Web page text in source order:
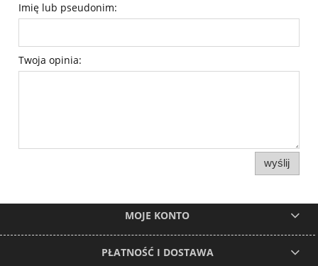
Imię lub pseudonim:
Twoja opinia:
wyślij
MOJE KONTO
PŁATNOŚĆ I DOSTAWA